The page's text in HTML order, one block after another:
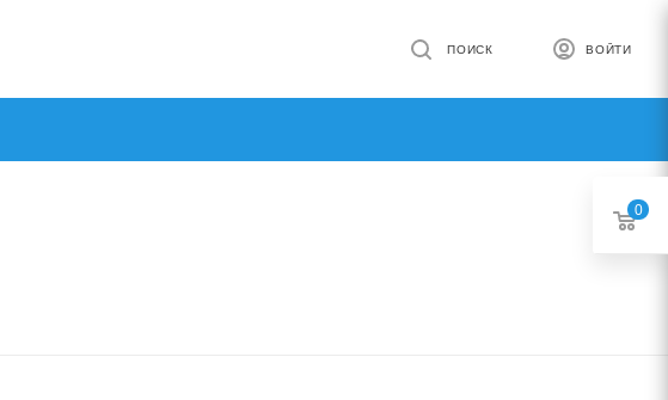
ВОЙТИ
ПОИСК
0